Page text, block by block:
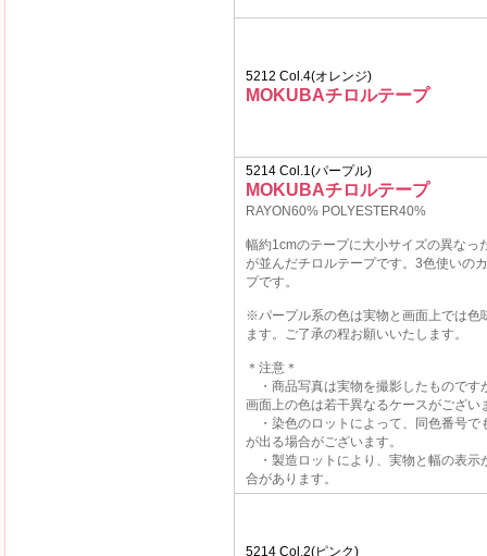
5212 Col.4(オレンジ)
MOKUBAチロルテープ
5214 Col.1(パープル)
MOKUBAチロルテープ
RAYON60% POLYESTER40%
幅約1cmのテープに大小サイズの異なっ
が並んだチロルテープです。3色使いの
プです。
※パープル系の色は実物と画面上では色
ます。ご了承の程お願いいたします。
＊注意＊
・商品写真は実物を撮影したものです
画面上の色は若干異なるケースがござい
・染色のロットによって、同色番号で
が出る場合がございます。
・製造ロットにより、実物と幅の表示
合があります。
5214 Col.2(ピンク)